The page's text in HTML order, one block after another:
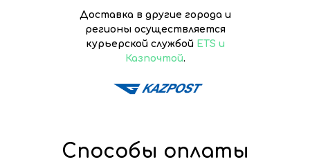
Доставка в другие города и
регионы осуществляется
курьерской службой ETS и
Казпочтой.
Способы оплаты